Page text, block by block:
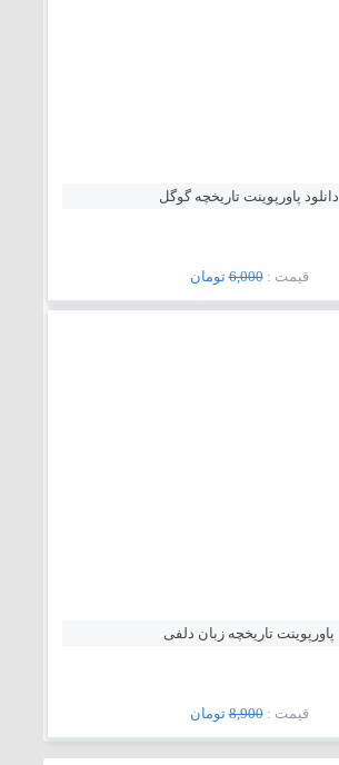
دانلود پاورپوینت تاریخچه گوگل
قيمت :6,000تومان
پاورپوینت تاریخچه زبان دلفی
قيمت :8,900تومان